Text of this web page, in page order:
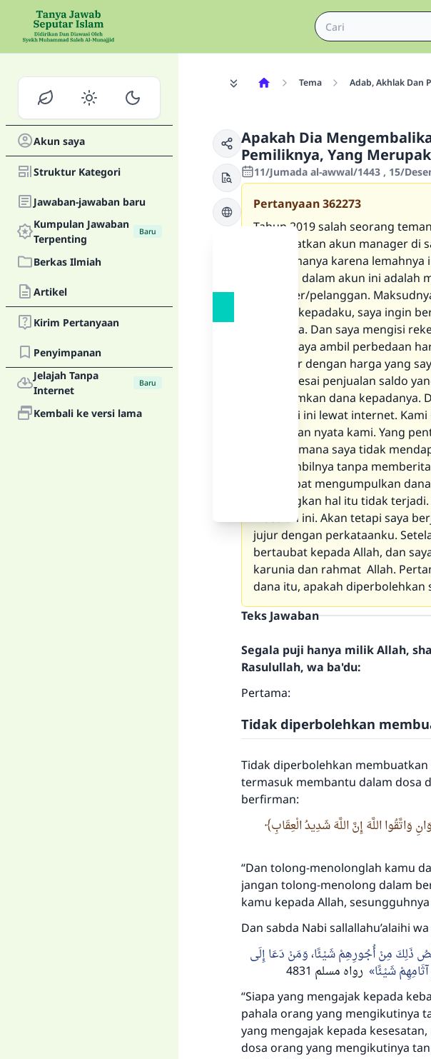
Akun saya
Struktur Kategori
Jawaban-jawaban baru
Kumpulan Jawaban
Terpenting
Baru
Berkas Ilmiah
Artikel
Kirim Pertanyaan
Penyimpanan
Jelajah Tanpa
Internet
Baru
Kembali ke versi lama
Tema Adab, Akhlak Dan
Apakah Dia
Pemiliknya, Yang
11/Jumada al-awwal/1443 , 15/
Pertanyaan362273
Tahun 2019 salah seorang
membuatkan akun manager di
menerimanya karena
peranku dalam akun ini
customer/pelanggan.
berkata kepadaku, saya ingin
untuknya. Dan saya mengisi
adalah saya ambil perbedaan
manager dengan harga yang
telah selesai penjualan saldo
mengirimkan dana kepadanya.
interaksi ini lewat internet.
kehidupan nyata kami. Yang
uang. Dimana saya tidak
mengambilnya tanpa
saya dapat mengumpulkan
disayangkan hal itu tidak
masalah ini. Akan tetapi saya
jujur dengan perkataanku.
bertaubat kepada Allah, dan
karunia dan rahmat Allah.
dana itu, apakah diperbolehkan
Teks Jawaban
Segala puji hanya milik Allah,
Rasulullah, wa ba'du:
Pertama:
Tidak diperbolehkan
Tidak diperbolehkan
termasuk membantu dalam dosa
berfirman:
وَاتَّقُوا اللَّهَ إِنَّ اللَّهَ شَدِيدُ الْعِقَابِ
“Dan tolong-menolonglah kamu
jangan tolong-menolong dalam
kamu kepada Allah,
Dan sabda Nabi sallallahu’alaihi
ذَلِكَ مِنْ أُجُورِهِمْ شَيْئًا، وَمَنْ دَعَا إِلَى
شَيْئًا
رواه مسلم 4831
“Siapa yang mengajak kepada
pahala orang yang mengikutinya
yang mengajak kepada
dosa orang yang mengikutinya
Jawaban
Bantu kami
"Siapa yang
mendapatkan